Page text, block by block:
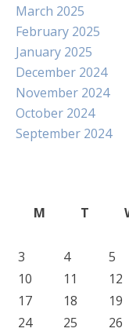
March 2025
February 2025
January 2025
December 2024
November 2024
October 2024
September 2024
M
T
3
4 5
10
11 12
17
18 19
24
25 26